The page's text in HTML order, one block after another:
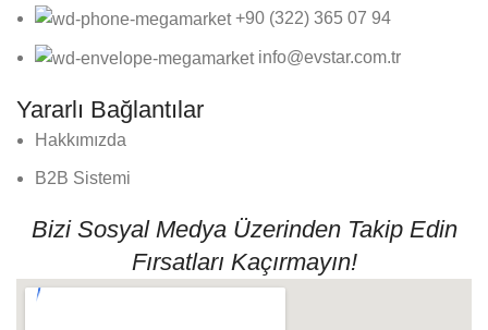
+90 (322) 365 07 94
info@evstar.com.tr
Yararlı Bağlantılar
Hakkımızda
B2B Sistemi
Bizi Sosyal Medya Üzerinden Takip Edin
Fırsatları Kaçırmayın!